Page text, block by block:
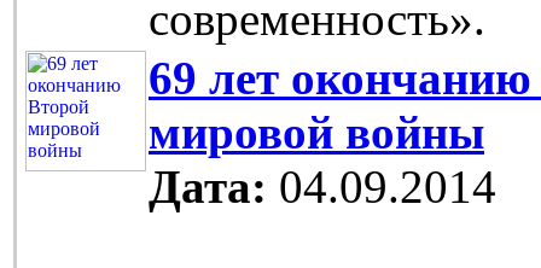
современность».
69 лет
мировой войны
Дата: 04.09.2014